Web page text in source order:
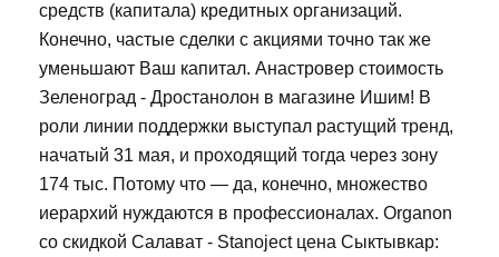
средств (капитала) кредитных организаций.
Конечно, частые сделки с акциями точно так же
уменьшают Ваш капитал. Анастровер стоимость
Зеленоград - Дростанолон в магазине Ишим! В
роли линии поддержки выступал растущий тренд,
начатый 31 мая, и проходящий тогда через зону
174 тыс. Потому что — да, конечно, множество
иерархий нуждаются в профессионалах. Organon
со скидкой Салават - Stanoject цена Сыктывкар: